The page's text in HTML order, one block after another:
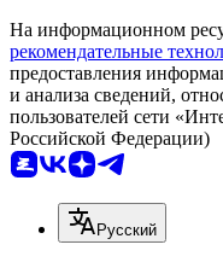
На информационном
рекомендательные
предоставления
и анализа сведений,
пользователей сети
Российской Федерации)
Русский